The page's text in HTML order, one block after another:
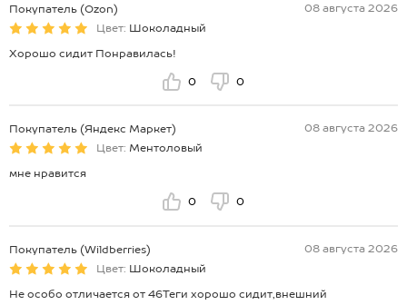
Покупатель (Ozon)
08 августа 2026
Цвет: Шоколадный
Хорошо сидит Понравилась!
0 0
Покупатель (Яндекс Маркет)
08 августа 2026
Цвет: Ментоловый
мне нравится
0 0
Покупатель (Wildberries)
08 августа 2026
Цвет: Шоколадный
Не особо отличается от 46Теги хорошо сидит,внешний